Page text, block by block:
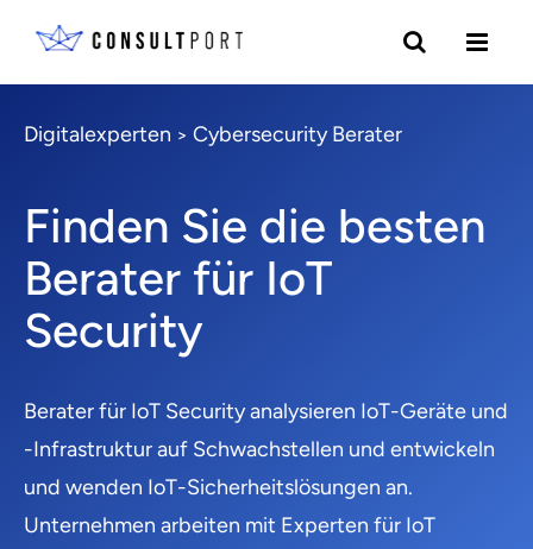
Digitalexperten > Cybersecurity Berater
Finden Sie die besten
Berater für IoT
Security
Berater für IoT Security analysieren IoT-Geräte und
-Infrastruktur auf Schwachstellen und entwickeln
und wenden IoT-Sicherheitslösungen an.
Unternehmen arbeiten mit Experten für IoT